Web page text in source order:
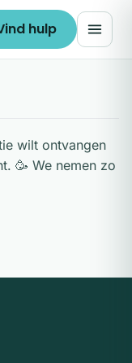
hulp
wilt ontvangen
🥳 We nemen zo